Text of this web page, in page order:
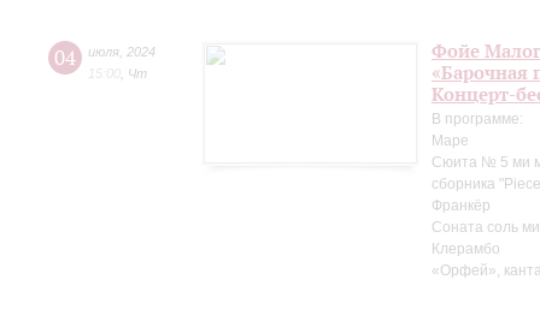
04 июля 2024
15:00 Чт
Фойе
«Барочная
Концерт-
В программе:
Маре
Сюита № 5 ми
сборника
Франкёр
Соната соль
Клерамбо
«Орфей»,